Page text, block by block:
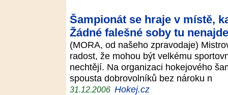
Šampionát se hraje v místě,
Žádné falešné soby tu
(MORA, od našeho zpravodaje)
radost, že mohou být velkému
nechtějí. Na organizaci hokejového
spousta dobrovolníků bez nároku n
31.12.2006 Hokej.cz